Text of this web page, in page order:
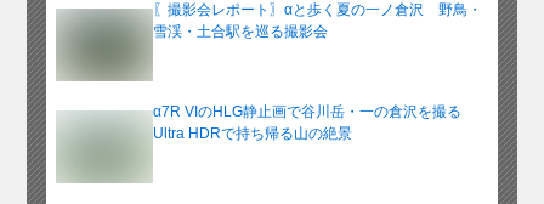
〖撮影会レポート〗αと歩く夏の一ノ倉沢 野鳥・
雪渓・土合駅を巡る撮影会
α7R VIのHLG静止画で谷川岳・一の倉沢を撮る
Ultra HDRで持ち帰る山の絶景